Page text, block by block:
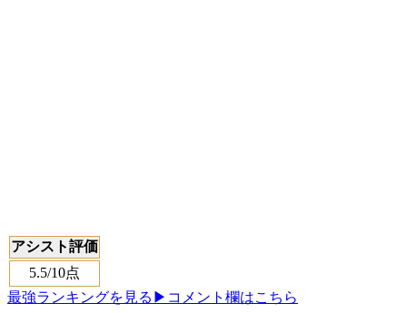
アシスト評価
5.5/10点
最強ランキングを見る ▶コメント欄はこちら